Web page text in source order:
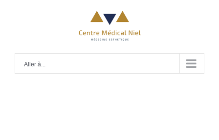
Aller à...